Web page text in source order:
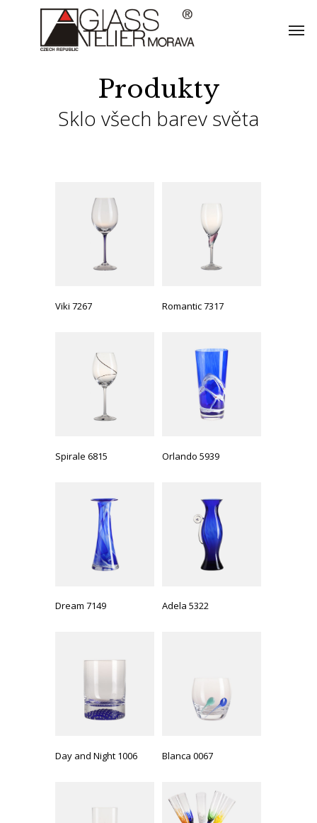
Produkty
Sklo všech barev světa
Viki 7267 Romantic 7317
Spirale 6815 Orlando 5939
Dream 7149 Adela 5322
Day and Night 1006 Blanca 0067